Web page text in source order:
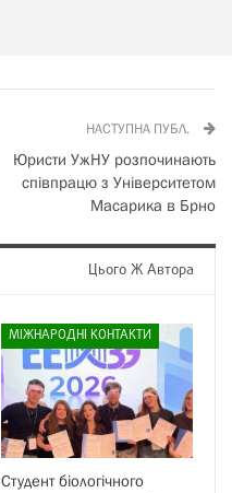
НАСТУПНА ПУБЛ.
Юристи УжНУ розпочинають
співпрацю з Університетом
Масарика в Брно
Цього Ж Автора
МІЖНАРОДНІ КОНТАКТИ
Студент біологічного